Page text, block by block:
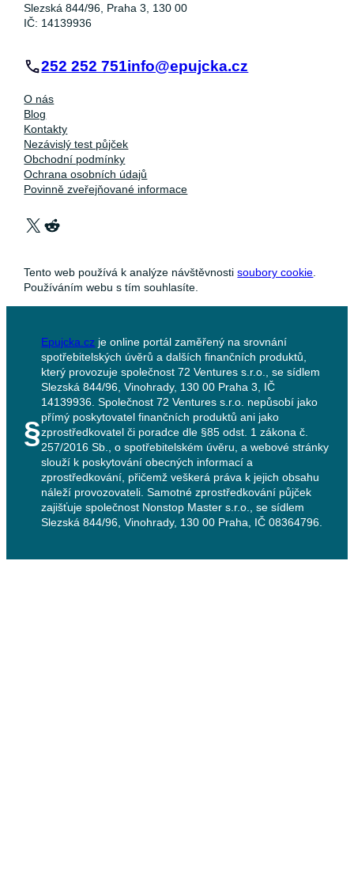
Slezská 844/96, Praha 3, 130 00
IČ: 14139936
252 252 751info@epujcka.cz
O nás
Blog
Kontakty
Nezávislý test půjček
Obchodní podmínky
Ochrana osobních údajů
Povinně zveřejňované informace
X Reddit
Tento web používá k analýze návštěvnostisoubory cookie
Používáním webu s tím souhlasíte.
§
Epujcka.cz je online portál zaměřený na srovnání
spotřebitelských úvěrů a dalších finančních produktů,
který provozuje společnost 72 Ventures s.r.o., se sídlem
Slezská 844/96, Vinohrady, 130 00 Praha 3, IČ
14139936. Společnost 72 Ventures s.r.o. nepůsobí jako
přímý poskytovatel finančních produktů ani jako
zprostředkovatel či poradce dle §85 odst. 1 zákona č.
257/2016 Sb., o spotřebitelském úvěru, a webové stránky
slouží k poskytování obecných informací a
zprostředkování, přičemž veškerá práva k jejich obsahu
náleží provozovateli. Samotné zprostředkování půjček
zajišťuje společnost Nonstop Master s.r.o., se sídlem
Slezská 844/96, Vinohrady, 130 00 Praha, IČ 08364796.